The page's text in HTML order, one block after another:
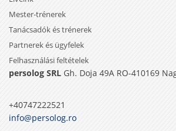
Mester-trénerek
Tanácsadók és trénerek
Partnerek és ügyfelek
Felhasználási feltételek
persolog SRL Gh. Doja 49A RO-410169
+40747222521
info@persolog.ro